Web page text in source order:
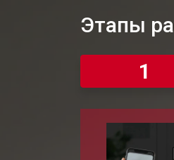
Замена
Ремонт
Замена
Этапы
1